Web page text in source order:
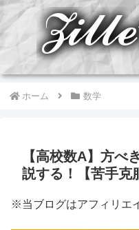
ホーム 数学
【高校数A】方べ
説する！【苦手克
※当ブログはアフィリエ